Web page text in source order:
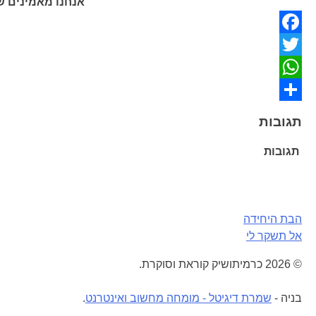
Facebook
Twitter
WhatsApp
תגובות
תגובות
ניווט
הבת היחידה
אל תשקר לי
© 2026 כרמיתושיק קוראת וסוקרת.
בניה - שמרת דיגיטל - מומחה מחשוב ואינטרנט.